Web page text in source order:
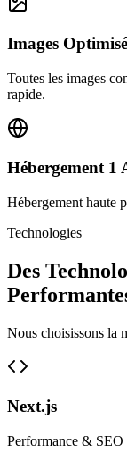
Images
Toutes les images
rapide.
Hébergement 1
Hébergement haute
Technologies
Des
Nous choisissons la
Next.js
Performance & SEO